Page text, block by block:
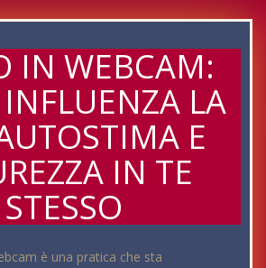
IN WEBCAM:
LA
E
IN TE
STESSO
è una pratica che sta